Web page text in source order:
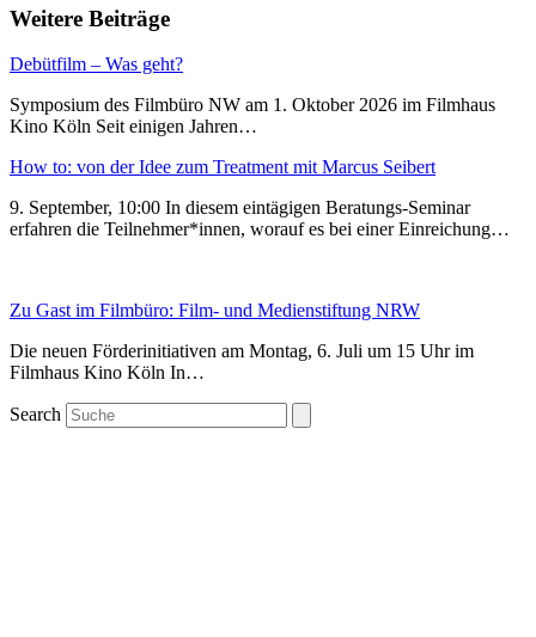
Weitere Beiträge
Debütfilm – Was geht?
Symposium des Filmbüro NW am 1. Oktober 2026 im Filmhaus
Kino Köln Seit einigen Jahren…
How to: von der Idee zum Treatment mit Marcus Seibert
9. September, 10:00 In diesem eintägigen Beratungs-Seminar
erfahren die Teilnehmer*innen, worauf es bei einer Einreichung…
Zu Gast im Filmbüro: Film- und Medienstiftung NRW
Die neuen Förderinitiativen am Montag, 6. Juli um 15 Uhr im
Filmhaus Kino Köln In…
Search